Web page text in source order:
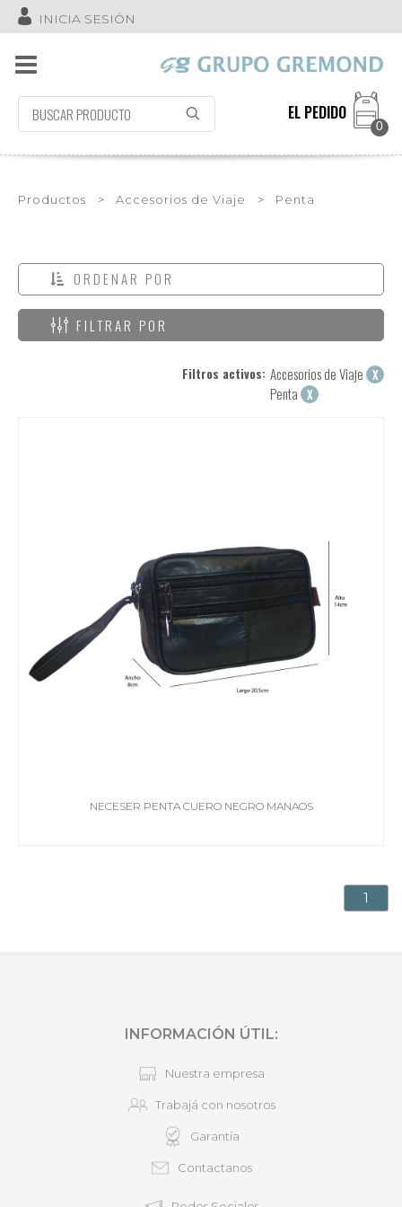
INICIA SESIÓN
EL PEDIDO
0
Productos > Accesorios de Viaje > Penta
ORDENAR POR
FILTRAR POR
Filtros activos: Accesorios de Viaje X
Penta X
NECESER PENTA CUERO NEGRO MANAOS
1
INFORMACIÓN ÚTIL:
Nuestra empresa
Trabajá con nosotros
Garantía
Contactanos